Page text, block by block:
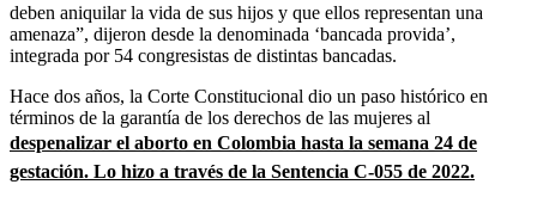
deben aniquilar la vida de sus hijos y que ellos representan una
amenaza”, dijeron desde la denominada ‘bancada provida’,
integrada por 54 congresistas de distintas bancadas.
Hace dos años, la Corte Constitucional dio un paso histórico en
términos de la garantía de los derechos de las mujeres al
despenalizar el aborto en Colombia hasta la semana 24 de
gestación. Lo hizo a través de la Sentencia C-055 de 2022.